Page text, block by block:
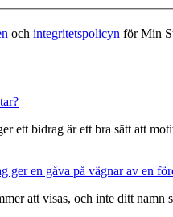
och integritetspolicyn för Min
ett bidrag är ett bra sätt att
ger en gåva på vägnar av en
att visas, och inte ditt